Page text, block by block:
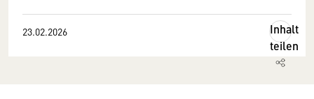
23.02.2026
Inhalt
teilen